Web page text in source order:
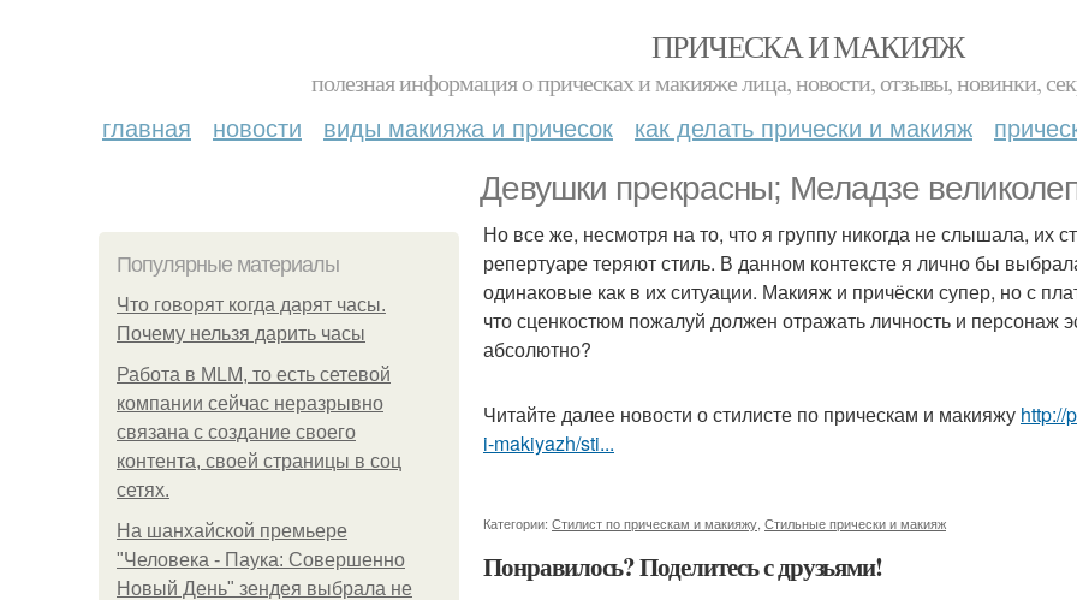
ПРИЧЕСКА И МАКИЯЖ
полезная информация о прическах и макияже лица, новости, отзывы, новинки,
главная новости виды макияжа и причесок как делать прически и макияж
Девушки прекрасны; Меладзе
Популярные материалы
Что говорят когда дарят часы.
Почему нельзя дарить часы
Работа в MLM, то есть сетевой
компании сейчас неразрывно
связана с создание своего
контента, своей страницы в соц
сетях.
На шанхайской премьере
"Человека - Паука: Совершенно
Новый День" зендея выбрала не
Но все же, несмотря на то, что я группу никогда не слышала, их
репертуаре теряют стиль. В данном контексте я лично бы
одинаковые как в их ситуации. Макияж и причёски супер, но с
что сценкостюм пожалуй должен отражать личность и
абсолютно?
Читайте далее новости о стилисте по прическам и макияжу http://
i-makiyazh/sti...
Категории: Стилист по прическам и макияжу Стильные прически и макияж
Понравилось? Поделитесь с друзьями!